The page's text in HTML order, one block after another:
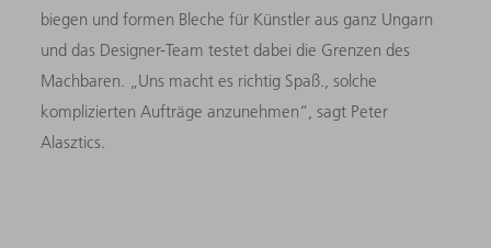
biegen und formen Bleche für Künstler aus ganz Ungarn
und das Designer-Team testet dabei die Grenzen des
Machbaren. „Uns macht es richtig Spaß., solche
komplizierten Aufträge anzunehmen“, sagt Peter
Alasztics.